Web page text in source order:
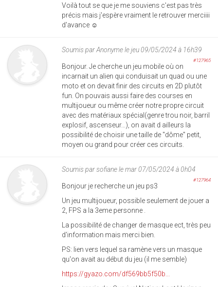
Voilà tout se que je me souviens c'est pas très
précis mais j'espère vraiment le retrouver merciiii
d'avance ☺️
Soumis parAnonymele jeu 09/05/2024 à 16h39
#127965
Bonjour. Je cherche un jeu mobile où on
incarnait un alien qui conduisait un quad ou une
moto et on devait finir des circuits en 2D plutôt
fun. On pouvais aussi faire des courses en
multijoueur ou même créer notre propre circuit
avec des matériaux spécial(genre trou noir, barril
explosif, ascenseur...), on avait d ailleurs la
possibilité de choisir une taille de "dôme" petit,
moyen ou grand pour créer ces circuits.
Soumis parsofianele mar 07/05/2024 à 0h04
#127964
Bonjour je recherche un jeu ps3
Un jeu multijoueur, possible seulement de jouer a
2, FPS a la 3eme personne .
La possibilité de changer de masque ect, très peu
d'information mais merci bien.
PS: lien vers lequel sa ramène vers un masque
qu'on avait au début du jeu (il me semble)
https://gyazo.com/df569bb5f50b...